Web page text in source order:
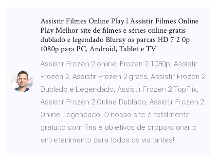
Assistir Filmes Online Play | Assistir Filmes Online
Play Melhor site de filmes e séries online gratis
dublado e legendado Bluray os parcas HD 7 2 0p
1080p para PC, Android, Tablet e TV
Assistir Frozen 2 online, Frozen 2 1080p, Assistir
Frozen 2, Assistir Frozen 2 grátis, Assistir Frozen 2
Dublado e Legendado, Assistir Frozen 2 TopFlix,
Assistir Frozen 2 Online Dublado, Assistir Frozen 2
Online Legendado. O nosso site é totalmente
gratuito com fins e objetivos de proporcionar o
entretenimento para todos os visitantes!